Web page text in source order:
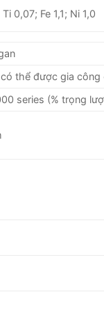
0,07; Fe 1,1; Ni 1,0
thể được gia công
series (% trọng